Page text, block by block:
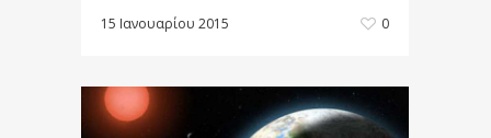
15 Ιανουαρίου 2015 0